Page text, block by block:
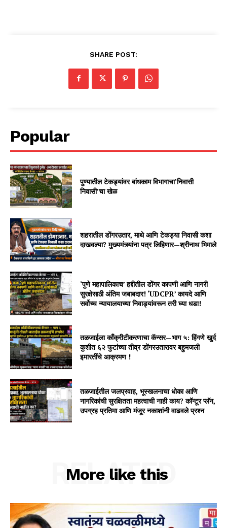
SHARE POST:
Popular
पुण्यातील टेकड्यांवर बांधकाम विभागाचा’निवासी
निवासी’चा खेळ
शहरातील डोंगरउतार, माथे आणि टेकड्या निवासी कशा
दाखवल्या? मुख्यमंत्र्यांना पत्र लिहिणार—श्रीनाथ भिमाले
‘पुणे महापालिकाच’ हद्दीतील डोंगर कापणी आणि नागरी
सुरक्षेसाठी अंतिम जबाबदार! ‘UDCPR’ कायदे आणि
सर्वोच्च न्यायालयाच्या निवाड्यांवरून तरी घ्या धडा!
तळजाईला काँक्रीटीकरणाचा कॅन्सर—भाग ५: हिंगणे खुर्द
कुशीत ६२ फुटांच्या तीव्र डोंगरउतारावर बहुमजली
इमारतींचे आक्रमण !
तळजाईतील जलप्रवाह, भूस्खलनाचा धोका आणि
नागरिकांची सुरक्षितता महत्वाची नाही काय? कॉन्टूर प्लॅन,
उपग्रह प्रतिमा आणि मंजूर नकाशांनी वाढवले प्रश्न
More like this
RELATED